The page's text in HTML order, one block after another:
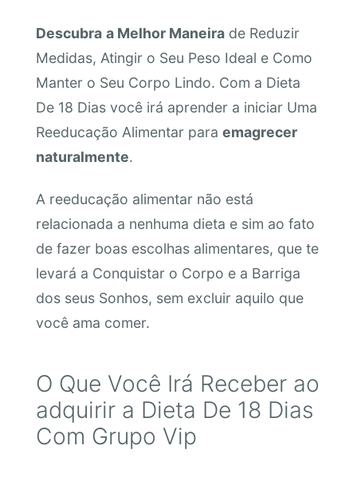
Descubra a Melhor Maneirade Reduzir
Medidas, Atingir o Seu Peso Ideal e Como
Manter o Seu Corpo Lindo. Com a Dieta
De 18 Dias você irá aprender a iniciar Uma
Reeducação Alimentar para emagrecer
naturalmente.
A reeducação alimentar não está
relacionada a nenhuma dieta e sim ao fato
de fazer boas escolhas alimentares, que te
levará a Conquistar o Corpo e a Barriga
dos seus Sonhos, sem excluir aquilo que
você ama comer.
O Que Você Irá Receber ao
adquirir a Dieta De 18 Dias
Com Grupo Vip